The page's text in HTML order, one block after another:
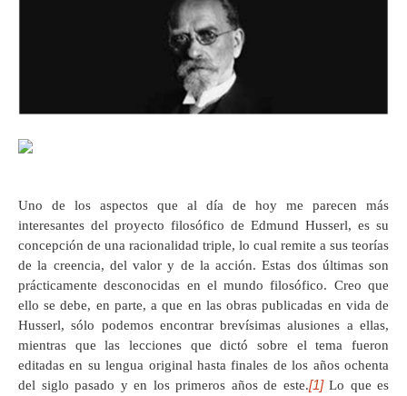
Uno de los aspectos que al día de hoy me parecen más
interesantes del proyecto filosófico de Edmund Husserl, es su
concepción de una racionalidad triple, lo cual remite a sus teorías
de la creencia, del valor y de la acción. Estas dos últimas son
prácticamente desconocidas en el mundo filosófico. Creo que
ello se debe, en parte, a que en las obras publicadas en vida de
Husserl, sólo podemos encontrar brevísimas alusiones a ellas,
mientras que las lecciones que dictó sobre el tema fueron
editadas en su lengua original hasta finales de los años ochenta
del siglo pasado y en los primeros años de este.[1]Lo que es